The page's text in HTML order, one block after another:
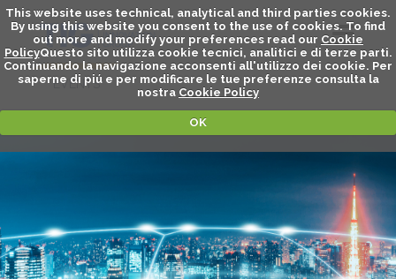
This website uses technical, analytical and third parties cookies.
By using this website you consent to the use of cookies. To find
out more and modify your preferences read our Cookie
PolicyQuesto sito utilizza cookie tecnici, analitici e di terze parti.
Continuando la navigazione acconsenti all'utilizzo dei cookie. Per
saperne di piú e per modificare le tue preferenze consulta la
nostra Cookie Policy
OK
EVENTS